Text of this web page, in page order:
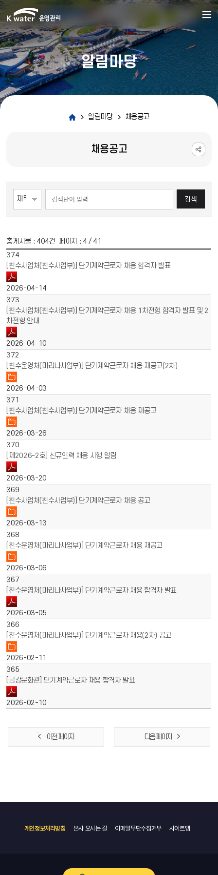
알림마당
알림마당 채용공고
채용공고
검색
총게시물 : 404건 페이지 : 4 / 41
374
[친수사업처(친수사업부)] 단기계약근로자 채용 합격자 발표
2026-04-14
373
[친수사업처(친수사업부)] 단기계약근로자 채용 1차전형 합격자 발표 및 2
차전형 안내
2026-04-10
372
[친수운영처(마리나사업부)] 단기계약근로자 채용 재공고(2차)
2026-04-03
371
[친수사업처(친수사업부)] 단기계약근로자 채용 재공고
2026-03-26
370
[제2026-2호] 신규인력 채용 시행 알림
2026-03-20
369
[친수사업처(친수사업부)] 단기계약근로자 채용 공고
2026-03-13
368
[친수운영처(마리나사업부)] 단기계약근로자 채용 재공고
2026-03-06
367
[친수운영처(마리나사업부)] 단기계약근로자 채용 합격자 발표
2026-03-05
366
[친수운영처(마리나사업부)] 단기계약근로자 채용(2차) 공고
2026-02-11
365
[금강문화관] 단기계약근로자 채용 합격자 발표
2026-02-10
이전 페이지 다음 페이지
개인정보처리방침 본사 오시는 길 이메일무단수집거부 사이트맵